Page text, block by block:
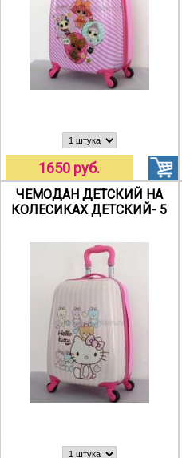
1650 руб.
ЧЕМОДАН ДЕТСКИЙ НА
КОЛЕСИКАХ ДЕТСКИЙ- 5